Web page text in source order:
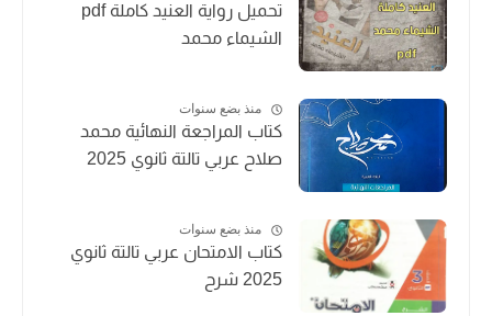
تحميل رواية العنيد كاملة pdf
الشيماء محمد
منذ بضع سنوات
كتاب المراجعة النهائية محمد
صلاح عربي تالتة ثانوي 2025
منذ بضع سنوات
كتاب الامتحان عربي تالتة ثانوي
2025 شرح